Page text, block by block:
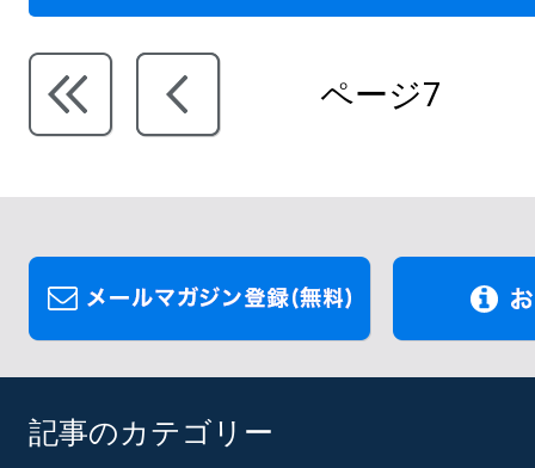
ページ7
記事のカテゴリー